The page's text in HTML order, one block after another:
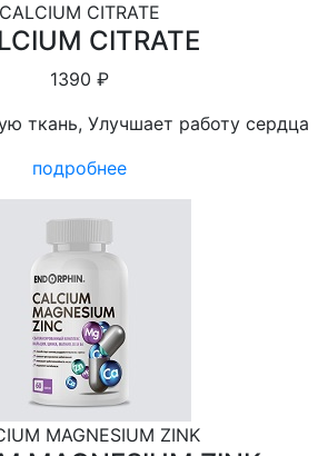
CALCIUM CITRATE
CITRATE
1390 ₽
ткань, Улучшает работу сердца
подробнее
MAGNESIUM ZINK